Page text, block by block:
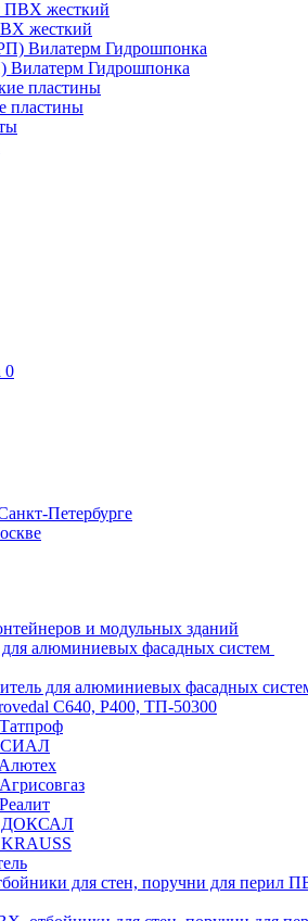
жесткий
Гидрошпонка
пластины
0
Петербурге
и модульных зданий
алюминиевых фасадных систем
для алюминиевых фасадных
С640, Р400, ТП-50300
СИАЛ
ДОКСАЛ
для стен, поручни для перил